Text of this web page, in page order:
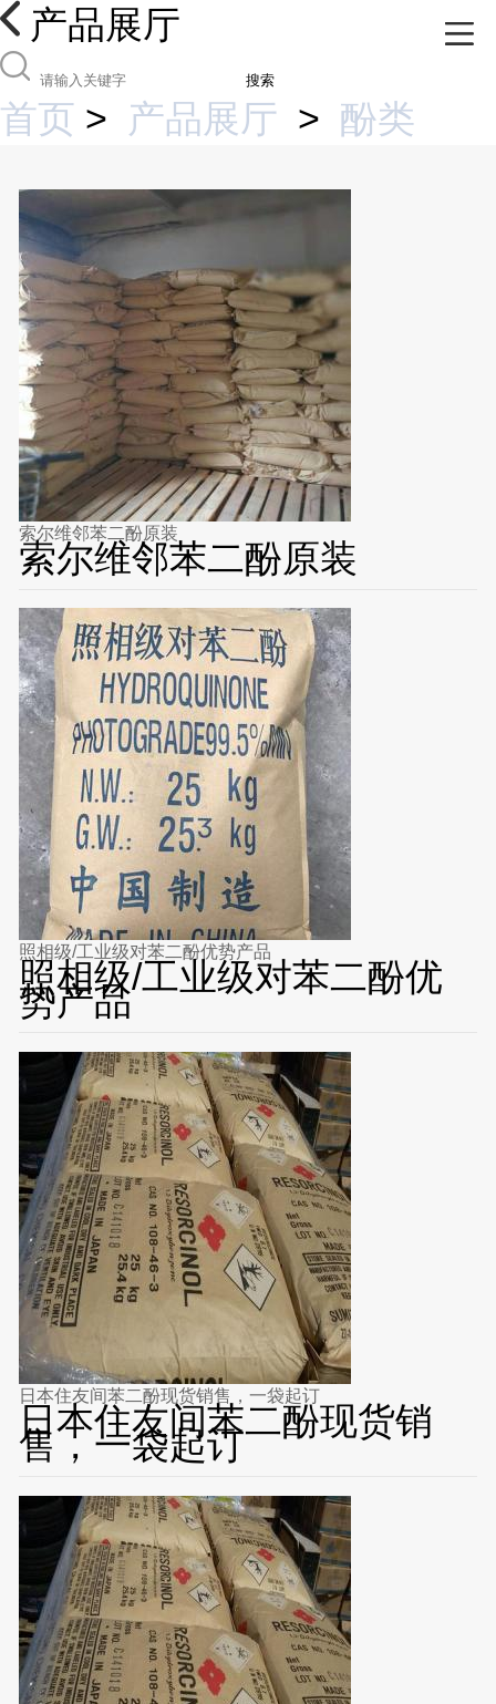
产品展厅
搜索
首页 > 产品展厅 > 酚类
索尔维邻苯二酚原装
索尔维邻苯二酚原装
照相级/工业级对苯二酚优势产品
照相级/工业级对苯二酚优
势产品
日本住友间苯二酚现货销售，一袋起订
日本住友间苯二酚现货销
售，一袋起订